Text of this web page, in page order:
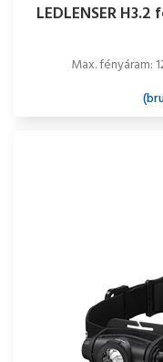
LEDLENSER
Max. fényáram: